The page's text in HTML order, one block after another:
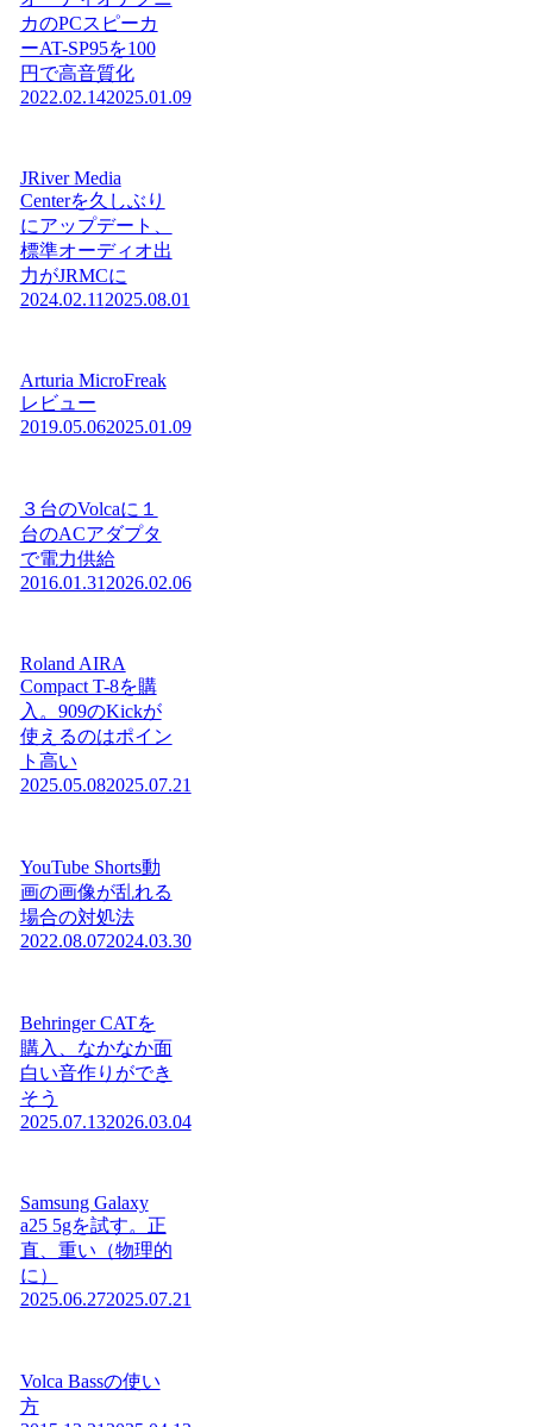
カのPCスピーカ
ーAT-SP95を100
円で高音質化
2022.02.142025.01.09
JRiver Media
Centerを久しぶり
にアップデート、
標準オーディオ出
力がJRMCに
2024.02.112025.08.01
Arturia MicroFreak
レビュー
2019.05.062025.01.09
３台のVolcaに１
台のACアダプタ
で電力供給
2016.01.312026.02.06
Roland AIRA
Compact T-8を購
入。909のKickが
使えるのはポイン
ト高い
2025.05.082025.07.21
YouTube Shorts動
画の画像が乱れる
場合の対処法
2022.08.072024.03.30
Behringer CATを
購入、なかなか面
白い音作りができ
そう
2025.07.132026.03.04
Samsung Galaxy
a25 5gを試す。正
直、重い（物理的
に）
2025.06.272025.07.21
Volca Bassの使い
方